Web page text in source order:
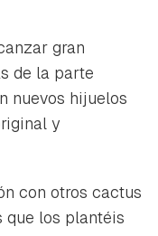
gran
de la parte
nuevos hijuelos
y
con otros cactus
que los plantéis